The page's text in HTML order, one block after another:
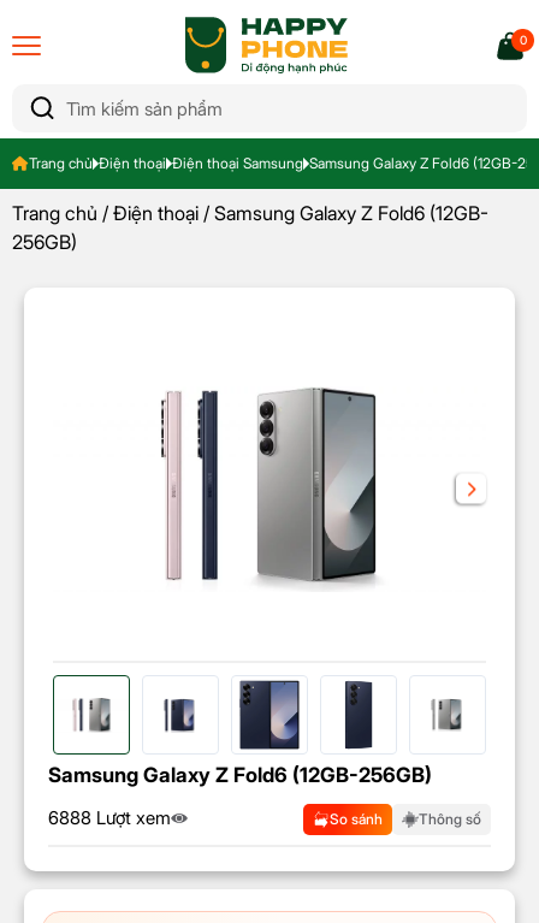
0
Trang chủ Điện thoại Điện thoại Samsung Samsung Galaxy Z Fold6 (12GB-
Trang chủ / Điện thoại / Samsung Galaxy Z Fold6 (12GB-
256GB)
Samsung Galaxy Z Fold6 (12GB-256GB)
6888 Lượt xem So sánh Thông số